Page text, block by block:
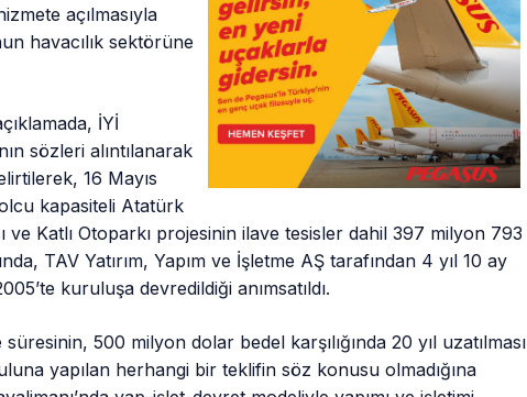
açılmasıyla
havacılık sektörüne
İYİ
sözleri alıntılanarak
16 Mayıs
kapasiteli Atatürk
ve Katlı Otoparkı projesinin ilave tesisler dahil 397 milyon 793
TAV Yatırım, Yapım ve İşletme AŞ tarafından 4 yıl 10 ay
kuruluşa devredildiği anımsatıldı.
500 milyon dolar bedel karşılığında 20 yıl uzatılması
yapılan herhangi bir teklifin söz konusu olmadığına